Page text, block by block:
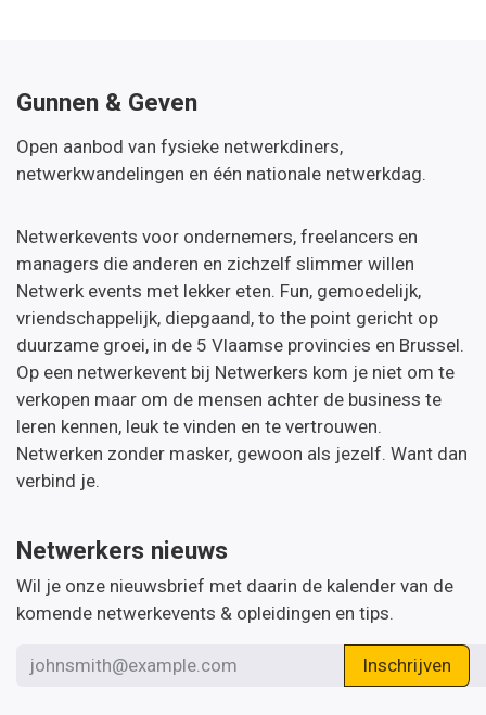
Gunnen & Geven
Open aanbod van fysieke netwerkdiners,
netwerkwandelingen en één nationale netwerkdag.
Netwerkevents voor ondernemers, freelancers en
managers die anderen en zichzelf slimmer willen
Netwerk events met lekker eten. Fun, gemoedelijk,
vriendschappelijk, diepgaand, to the point gericht op
duurzame groei, in de 5 Vlaamse provincies en Brussel.
Op een netwerkevent bij Netwerkers kom je niet om te
verkopen maar om de mensen achter de business te
leren kennen, leuk te vinden en te vertrouwen.
Netwerken zonder masker, gewoon als jezelf. Want dan
verbind je.
Netwerkers nieuws
Wil je onze nieuwsbrief met daarin de kalender van de
komende netwerkevents & opleidingen en tips.
Inschrijven